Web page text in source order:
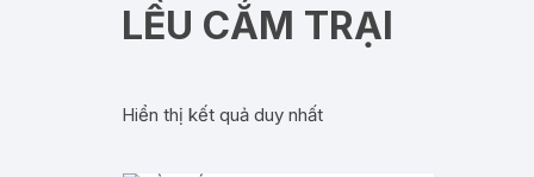
LỀU CẮM TRẠI
Hiển thị kết quả duy nhất